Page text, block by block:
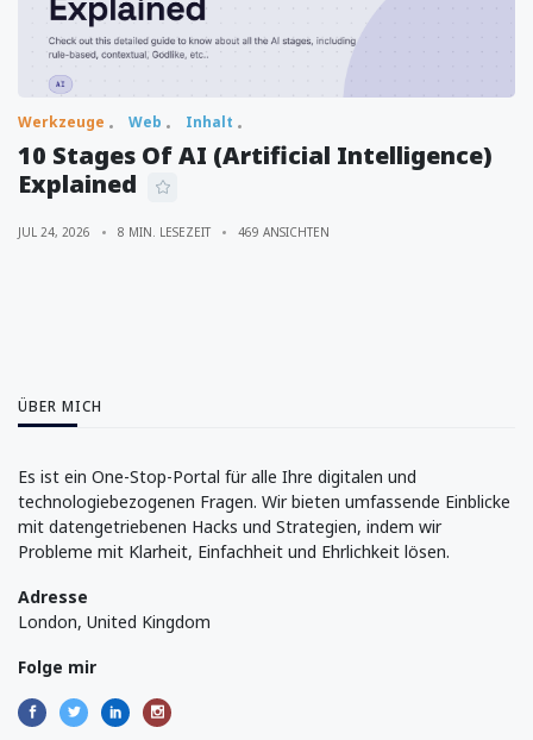
Werkzeuge Web Inhalt
10 Stages Of AI (Artificial Intelligence)
Explained
JUL 24, 2026 8 MIN. LESEZEIT 469 ANSICHTEN
ÜBER MICH
Es ist ein One-Stop-Portal für alle Ihre digitalen und
technologiebezogenen Fragen. Wir bieten umfassende Einblicke
mit datengetriebenen Hacks und Strategien, indem wir
Probleme mit Klarheit, Einfachheit und Ehrlichkeit lösen.
Adresse
London, United Kingdom
Folge mir